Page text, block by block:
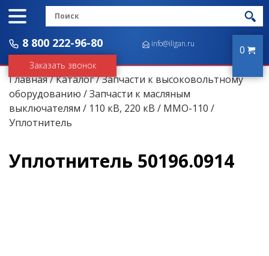
8 800 222-96-80
Заказать звонок
info@iligan.ru 0
Главная/Каталог/Запчасти к высоковольтному
оборудованию /Запчасти к масляным
выключателям / 110 кВ, 220 кВ / ММО-110 /
Уплотнитель
Уплотнитель 50196.0914